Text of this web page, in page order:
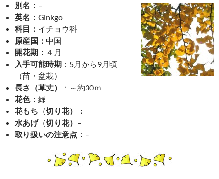
別名： –
英名： Ginkgo
科目： イチョウ科
原産国： 中国
開花期： ４月
入手可能時期： 5月から9月頃
（苗・盆栽）
長さ（草丈）
：～約30ｍ
花色： 緑
花もち（切り花）： –
水あげ（切り花） –
取り扱いの注意点： –